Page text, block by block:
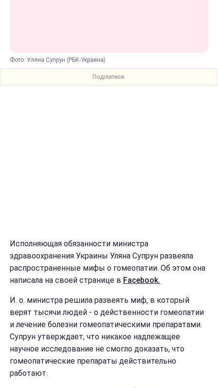
Фото: Уляна Супрун (РБК-Украина)
Поділитися:
Исполняющая обязанности министра
здравоохранения Украины Уляна Супрун развеяла
распространенные мифы о гомеопатии. Об этом она
написала на своей странице в Facebook.
И. о. министра решила развеять миф, в который
верят тысячи людей - о действенности гомеопатии
и лечение болезни гомеопатическими препаратами.
Супрун утверждает, что никакое надлежащее
научное исследование не смогло доказать, что
гомеопатические препараты действительно
работают.